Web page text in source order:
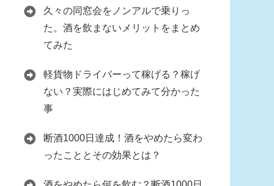
久々の同窓会をノンアルで乗りっ
た。酒を飲まないメリットをまとめ
てみた
軽貨物ドライバーって稼げる？稼げ
ない？実際にはじめてみて分かった
事
断酒1000日達成！酒をやめたら変わ
ったこととその効果とは？